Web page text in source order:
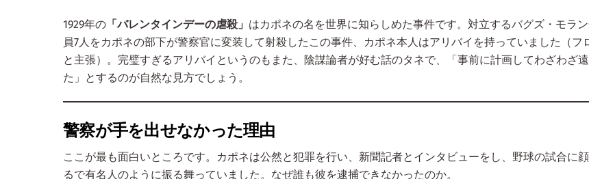
1929年の 「バレンタインデーの虐殺」 はカポネの名を世界に知らしめた事件です。対立するバグズ・モラ
員7人をカポネの部下が警察官に変装して射殺したこの事件、カポネ本人はアリバイを持っていました（フ
と主張）。完璧すぎるアリバイというのもまた、陰謀論者が好む話のタネで、「事前に計画してわざわざ
た」とするのが自然な見方でしょう。
警察が手を出せなかった理由
ここが最も面白いところです。カポネは公然と犯罪を行い、新聞記者とインタビューをし、野球の試合に
るで有名人のように振る舞っていました。なぜ誰も彼を逮捕できなかったのか。